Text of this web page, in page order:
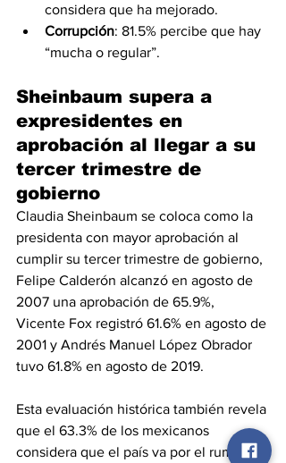
considera que ha mejorado.
Corrupción: 81.5% percibe que hay
“mucha o regular”.
Sheinbaum supera a
expresidentes en
aprobación al llegar a su
tercer trimestre de
gobierno
Claudia Sheinbaum se coloca como la
presidenta con mayor aprobación al
cumplir su tercer trimestre de gobierno,
Felipe Calderón alcanzó en agosto de
2007 una aprobación de 65.9%,
Vicente Fox registró 61.6% en agosto de
2001 y Andrés Manuel López Obrador
tuvo 61.8% en agosto de 2019.
Esta evaluación histórica también revela
que el 63.3% de los mexicanos
considera que el país va por el rumbo